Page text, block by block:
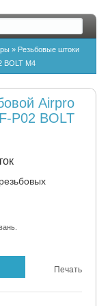
» Резьбовые штоки
BOLT M4
Airpro
P02 BOLT
Печать